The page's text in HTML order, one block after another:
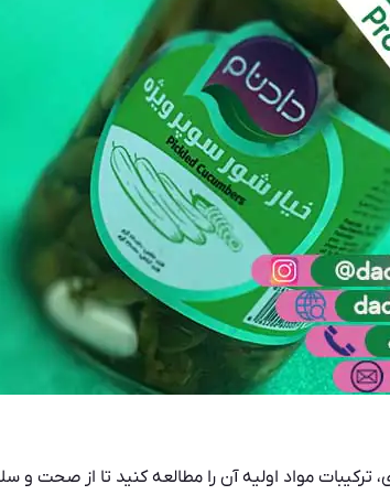
ترکیبات مواد اولیه آن را مطالعه کنید تا از